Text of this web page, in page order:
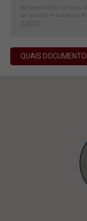
Ao preencher os seus
de acordo e aceita os
(LGPD)
QUAIS